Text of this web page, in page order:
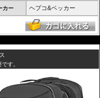
カー ヘプコ&ベッカー
す。